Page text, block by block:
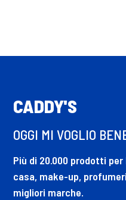
CADDY'S
OGGI MI VOGLIO
Più di 20.000 prodotti
casa, make-up,
migliori marche.